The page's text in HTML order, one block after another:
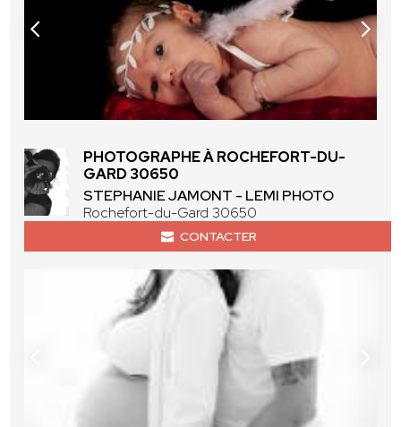
PHOTOGRAPHE À ROCHEFORT-DU-
GARD 30650
STEPHANIE JAMONT - LEMI PHOTO
Rochefort-du-Gard 30650
CONTACTER